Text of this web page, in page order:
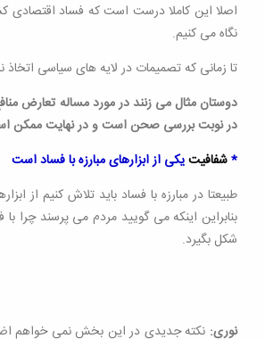
اصلا این کاملا درست است که فساد اقتصادی
نگاه می کنیم.
تا زمانی که تصمیمات در لایه های سیاسی
دوستان مثال می زنند در مورد مساله تعارض
در نوبت بررسی صحن است و در نهایت ممکن
*شفافیتیکی از ابزارهای مبارزه با فساد است
طبیعتا در مبارزه با فساد باید تلاش کنیم از
بنابراین اینکه می گویید مردم می پرسند چرا
شکل بگیرد.
نوری: نکته جدیدی در این بخش نمی خواهم